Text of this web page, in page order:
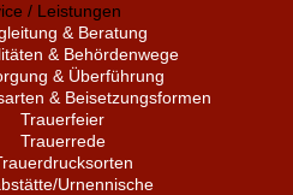
/ Leistungen
& Beratung
& Behördenwege
& Überführung
& Beisetzungsformen
Trauerfeier
Trauerrede
Urnennische